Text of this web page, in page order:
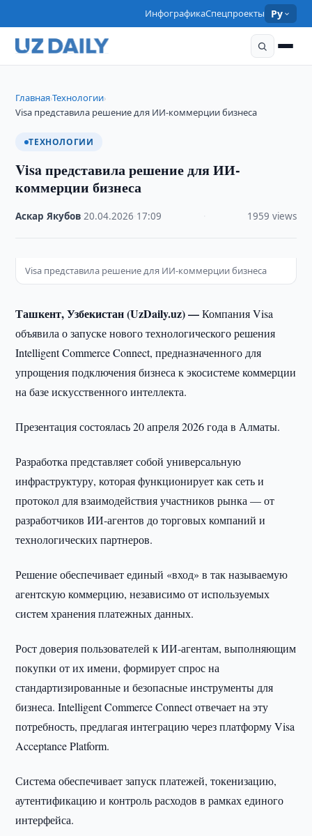
ИнфографикаСпецпроекты Ру
Главная›Технологии›
Visa представила решение для ИИ-коммерции бизнеса
ТЕХНОЛОГИИ
Visa представила решение для ИИ-
коммерции бизнеса
Аскар Якубов ·20.04.2026 17:09 1959 views
Visa представила решение для ИИ-коммерции бизнеса
Ташкент, Узбекистан (UzDaily.uz) —Компания Visa
объявила о запуске нового технологического решения
Intelligent Commerce Connect, предназначенного для
упрощения подключения бизнеса к экосистеме коммерции
на базе искусственного интеллекта.
Презентация состоялась 20 апреля 2026 года в Алматы.
Разработка представляет собой универсальную
инфраструктуру, которая функционирует как сеть и
протокол для взаимодействия участников рынка — от
разработчиков ИИ-агентов до торговых компаний и
технологических партнеров.
Решение обеспечивает единый «вход» в так называемую
агентскую коммерцию, независимо от используемых
систем хранения платежных данных.
Рост доверия пользователей к ИИ-агентам, выполняющим
покупки от их имени, формирует спрос на
стандартизированные и безопасные инструменты для
бизнеса. Intelligent Commerce Connect отвечает на эту
потребность, предлагая интеграцию через платформу Visa
Acceptance Platform.
Система обеспечивает запуск платежей, токенизацию,
аутентификацию и контроль расходов в рамках единого
интерфейса.